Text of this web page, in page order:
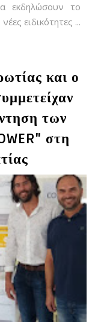
εκδηλώσουν το
ειδικότητες ...
και ο
των
στη